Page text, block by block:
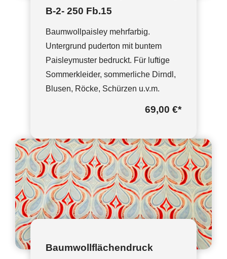
B-2- 250 Fb.15
Baumwollpaisley mehrfarbig.
Untergrund puderton mit buntem
Paisleymuster bedruckt. Für luftige
Sommerkleider, sommerliche Dirndl,
Blusen, Röcke, Schürzen u.v.m.
69,00 €*
Baumwollflächendruck